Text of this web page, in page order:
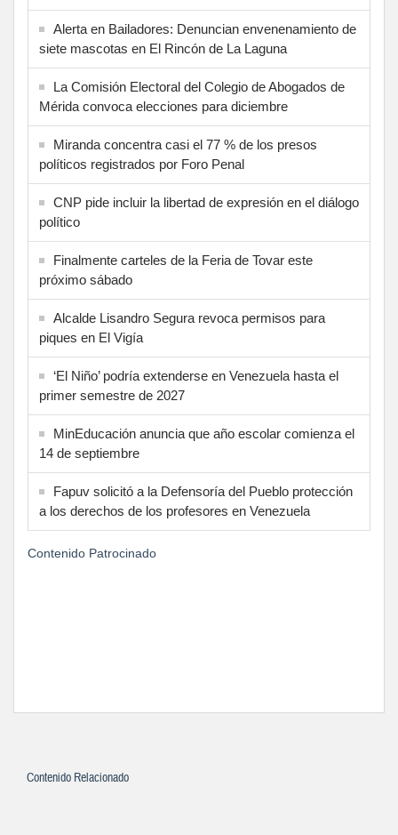
Alerta en Bailadores: Denuncian envenenamiento de
siete mascotas en El Rincón de La Laguna
La Comisión Electoral del Colegio de Abogados de
Mérida convoca elecciones para diciembre
Miranda concentra casi el 77 % de los presos
políticos registrados por Foro Penal
CNP pide incluir la libertad de expresión en el diálogo
político
Finalmente carteles de la Feria de Tovar este
próximo sábado
Alcalde Lisandro Segura revoca permisos para
piques en El Vigía
‘El Niño’ podría extenderse en Venezuela hasta el
primer semestre de 2027
MinEducación anuncia que año escolar comienza el
14 de septiembre
Fapuv solicitó a la Defensoría del Pueblo protección
a los derechos de los profesores en Venezuela
Contenido Patrocinado
Contenido Relacionado